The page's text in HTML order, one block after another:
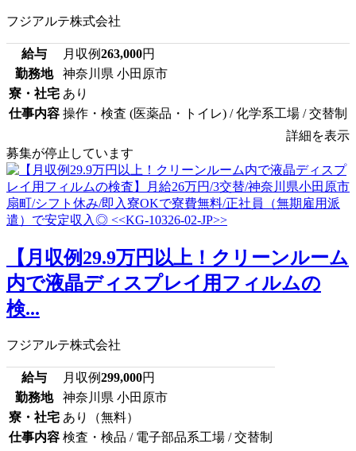
フジアルテ株式会社
給与 月収例263,000円
勤務地
神奈川県 小田原市
寮・社宅 あり
仕事内容 操作・検査 (医薬品・トイレ) / 化学系工場 / 交替制
詳細を表示
募集が停止しています
【月収例29.9万円以上！クリーンルーム
内で液晶ディスプレイ用フィルムの
検...
フジアルテ株式会社
給与 月収例299,000円
勤務地
神奈川県 小田原市
寮・社宅 あり（無料）
仕事内容 検査・検品 / 電子部品系工場 / 交替制